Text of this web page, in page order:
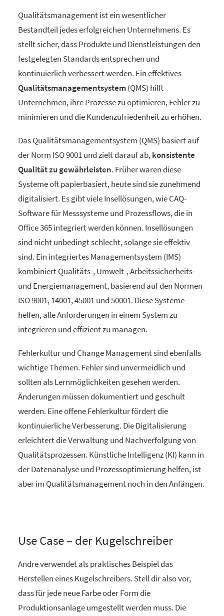
Qualitätsmanagement ist ein wesentlicher
Bestandteil jedes erfolgreichen Unternehmens. Es
stellt sicher, dass Produkte und Dienstleistungen den
festgelegten Standards entsprechen und
kontinuierlich verbessert werden. Ein effektives
Qualitätsmanagementsystem(QMS) hilft
Unternehmen, ihre Prozesse zu optimieren, Fehler zu
minimieren und die Kundenzufriedenheit zu erhöhen.
Das Qualitätsmanagementsystem (QMS) basiert auf
der Norm ISO 9001 und zielt darauf ab,konsistente
Qualität zu gewährleisten. Früher waren diese
Systeme oft papierbasiert, heute sind sie zunehmend
digitalisiert. Es gibt viele Insellösungen, wie CAQ-
Software für Messsysteme und Prozessflows, die in
Office 365 integriert werden können. Insellösungen
sind nicht unbedingt schlecht, solange sie effektiv
sind. Ein integriertes Managementsystem (IMS)
kombiniert Qualitäts-, Umwelt-, Arbeitssicherheits-
und Energiemanagement, basierend auf den Normen
ISO 9001, 14001, 45001 und 50001. Diese Systeme
helfen, alle Anforderungen in einem System zu
integrieren und effizient zu managen.
Fehlerkultur und Change Management sind ebenfalls
wichtige Themen. Fehler sind unvermeidlich und
sollten als Lernmöglichkeiten gesehen werden.
Änderungen müssen dokumentiert und geschult
werden. Eine offene Fehlerkultur fördert die
kontinuierliche Verbesserung. Die Digitalisierung
erleichtert die Verwaltung und Nachverfolgung von
Qualitätsprozessen. Künstliche Intelligenz (KI) kann in
der Datenanalyse und Prozessoptimierung helfen, ist
aber im Qualitätsmanagement noch in den Anfängen.
Use Case – der Kugelschreiber
Andre verwendet als praktisches Beispiel das
Herstellen eines Kugelschreibers. Stell dir also vor,
dass für jede neue Farbe oder Form die
Produktionsanlage umgestellt werden muss. Die